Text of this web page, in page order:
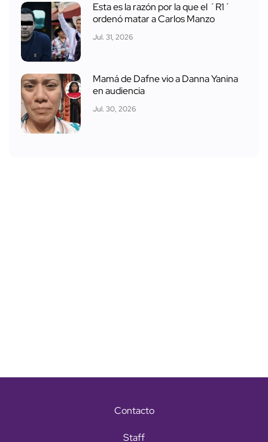
Esta es la razón por la que el ´R1´
ordenó matar a Carlos Manzo
Jul. 31, 2026
Mamá de Dafne vio a Danna Yanina
en audiencia
Jul. 30, 2026
Contacto
Staff